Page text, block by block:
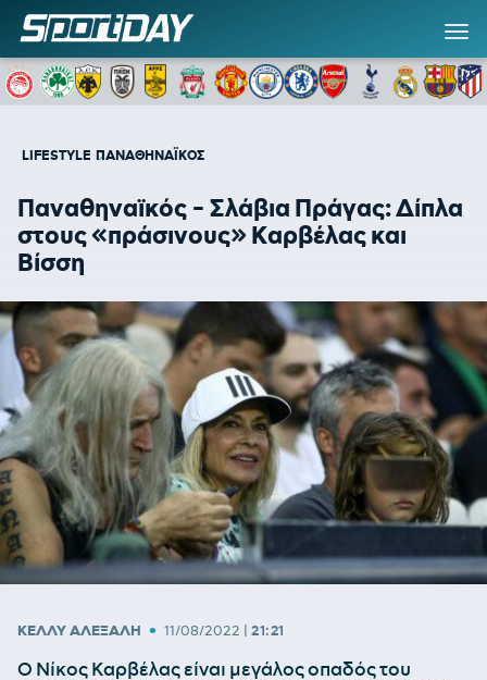
LIFESTYLE ΠΑΝΑΘΗΝΑΪΚΟΣ
Παναθηναϊκός - Σλάβια Πράγας: Δίπλα
στους «πράσινους» Καρβέλας και
Βίσση
ΚΕΛΛΥ ΑΛΕΞΑΛΗ • 11/08/2022 | 21:21
Ο Νίκος Καρβέλας είναι μεγάλος οπαδός του